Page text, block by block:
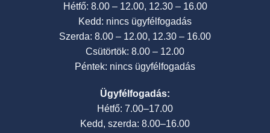
Hétfő: 8.00 – 12.00, 12.30 – 16.00
Kedd: nincs ügyfélfogadás
Szerda: 8.00 – 12.00, 12.30 – 16.00
Csütörtök: 8.00 – 12.00
Péntek: nincs ügyfélfogadás
Ügyfélfogadás:
Hétfő: 7.00–17.00
Kedd, szerda: 8.00–16.00